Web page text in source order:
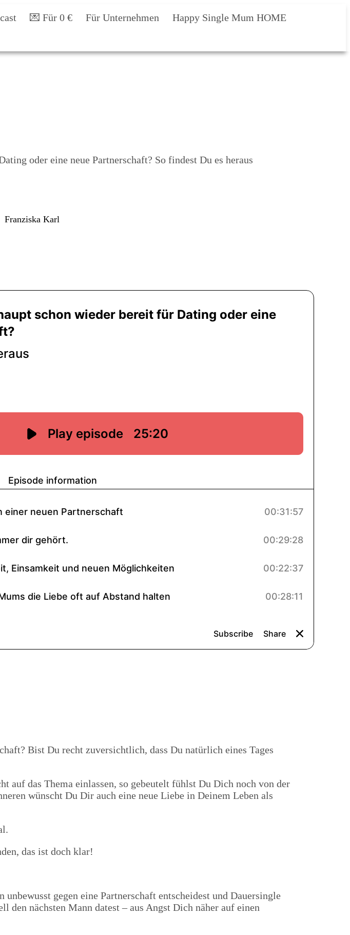
💌 Für 0 € Für Unternehmen Happy Single Mum HOME
oder eine neue Partnerschaft? So findest Du es heraus
Franziska Karl
Bist Du recht zuversichtlich, dass Du natürlich eines Tages
auf das Thema einlassen, so gebeutelt fühlst Du Dich noch von der
wünscht Du Dir auch eine neue Liebe in Deinem Leben als
das ist doch klar!
gegen eine Partnerschaft entscheidest und Dauersingle
nächsten Mann datest – aus Angst Dich näher auf einen